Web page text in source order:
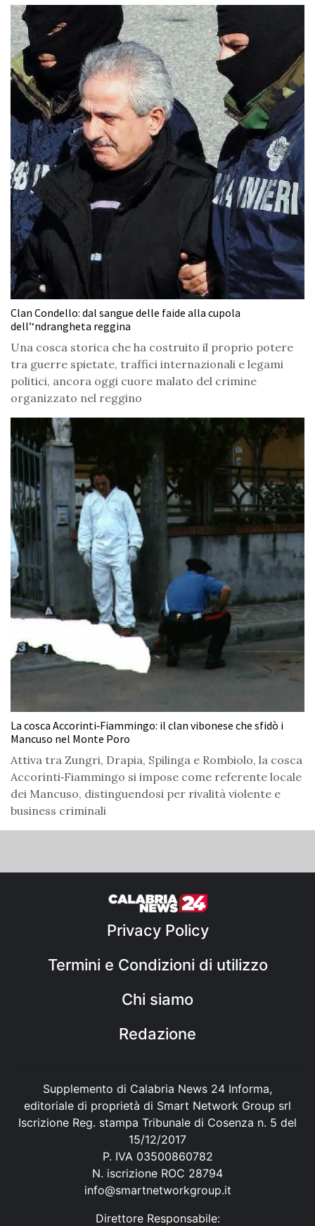
Clan Condello: dal sangue delle faide alla cupola
dell’‘ndrangheta reggina
Una cosca storica che ha costruito il proprio potere
tra guerre spietate, traffici internazionali e legami
politici, ancora oggi cuore malato del crimine
organizzato nel reggino
La cosca Accorinti‑Fiammingo: il clan vibonese che sfidò i
Mancuso nel Monte Poro
Attiva tra Zungri, Drapia, Spilinga e Rombiolo, la cosca
Accorinti‑Fiammingo si impose come referente locale
dei Mancuso, distinguendosi per rivalità violente e
business criminali
Privacy Policy
Termini e Condizioni di utilizzo
Chi siamo
Redazione
Supplemento di Calabria News 24 Informa,
editoriale di proprietà di Smart Network Group srl
Iscrizione Reg. stampa Tribunale di Cosenza n. 5 del
15/12/2017
P. IVA 03500860782
N. iscrizione ROC 28794
info@smartnetworkgroup.it
Direttore Responsabile: